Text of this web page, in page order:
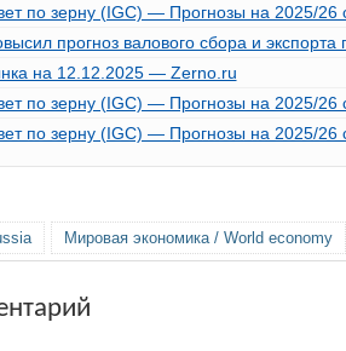
по зерну (IGC) — Прогнозы на 2025/26
прогноз валового сбора и
на 12.12.2025 — Zerno.ru
по зерну (IGC) — Прогнозы на 2025/26
по зерну (IGC) — Прогнозы на 2025/26
Мировая экономика / World economy